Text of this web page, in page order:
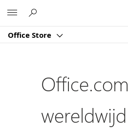
Office Store
Office.com
wereldwijd